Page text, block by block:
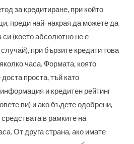
за кредитиране, при който
преди най-накрая да можете да
си (което абсолютно не е
при бързите кредити това
часа. Формата, която
проста, тъй като
и кредитен рейтинг
ви) и ако бъдете одобрени,
в рамките на
От друга страна, ако имате